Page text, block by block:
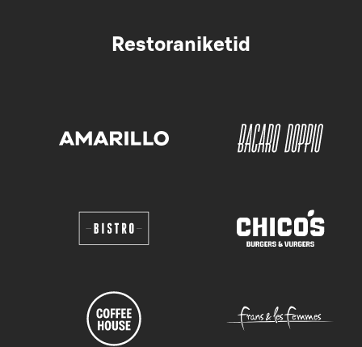
Restoraniketid